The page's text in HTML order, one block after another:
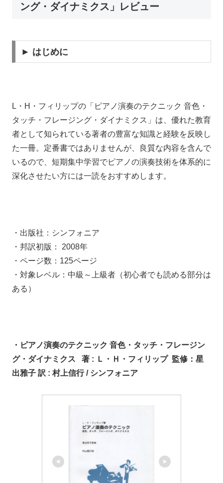
ング・ダイナミクス」レビュー
► はじめに
L・H・フィリップの「ピアノ演奏のテクニック 音色・
タッチ・フレージング・ダイナミクス」は、優れた教育
者として知られている著者の豊富な知識と経験を反映し
た一冊。定番書ではありませんが、良質な内容を含んで
いるので、短期集中学習でピアノの演奏技術を体系的に
深化させたい方には一読をおすすめします。
・出版社：シンフォニア
・邦訳初版： 2008年
・ページ数：125ページ
・対象レベル：中級～上級者（初心者でも読める部分は
ある）
・ピアノ演奏のテクニック 音色・タッチ・フレージン
グ・ダイナミクス 著 : Ｌ・Ｈ・フィリップ 監修：星
出雅子 訳 : 村上信行 / シンフォニア